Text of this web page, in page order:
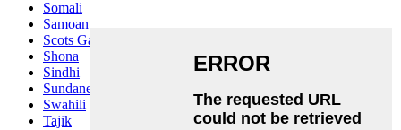
Somali
Samoan
Scots Gaelic
Shona
Sindhi
Sundanese
Swahili
Tajik